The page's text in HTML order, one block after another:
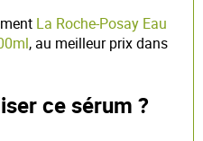
La Roche-Posay Eau
, au meilleur prix dans
ce sérum ?